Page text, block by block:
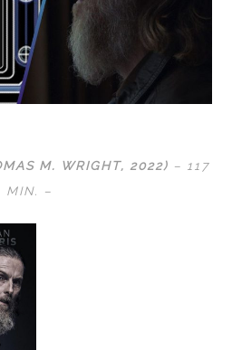
M. WRIGHT, 2022) – 117
MIN. –